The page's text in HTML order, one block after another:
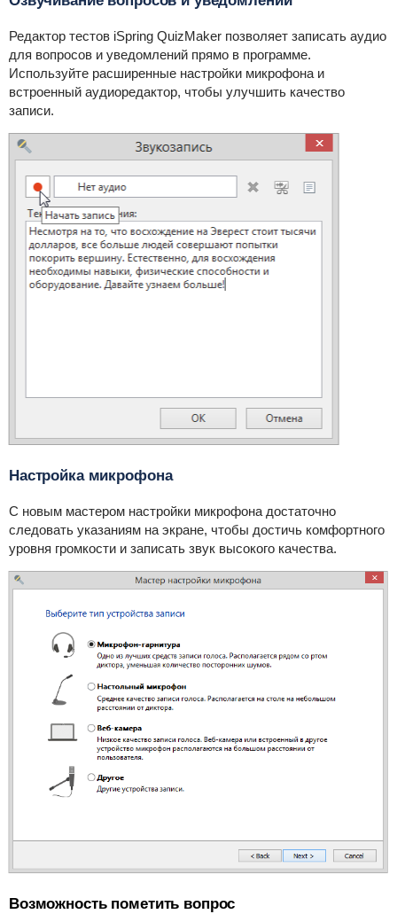
Редактор тестов iSpring QuizMaker позволяет записать аудио
для вопросов и уведомлений прямо в программе.
Используйте расширенные настройки микрофона и
встроенный аудиоредактор, чтобы улучшить качество
записи.
Настройка микрофона
С новым мастером настройки микрофона достаточно
следовать указаниям на экране, чтобы достичь комфортного
уровня громкости и записать звук высокого качества.
Возможность пометить вопрос